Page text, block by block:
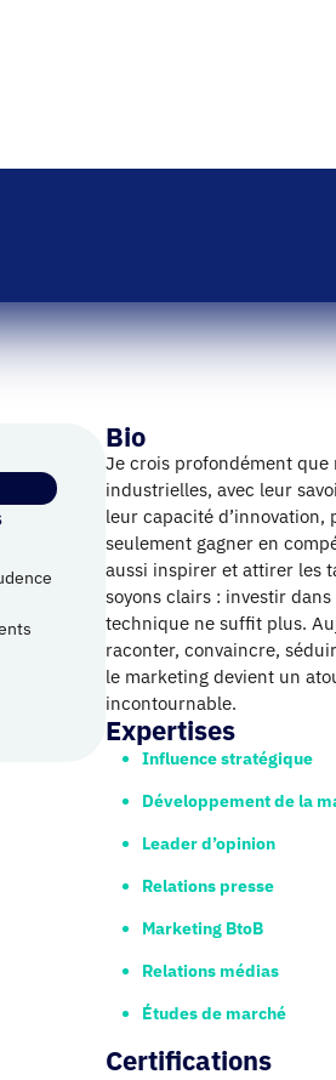
Bio
Je crois profondément que
industrielles, avec leur
leur capacité d’innovation,
seulement gagner en
aussi inspirer et attirer les
soyons clairs : investir dans
technique ne suffit plus.
raconter, convaincre,
le marketing devient un
incontournable.
Expertises
Influence stratégique
Développement de la
Leader d’opinion
Relations presse
Marketing BtoB
Relations médias
Études de marché
Certifications